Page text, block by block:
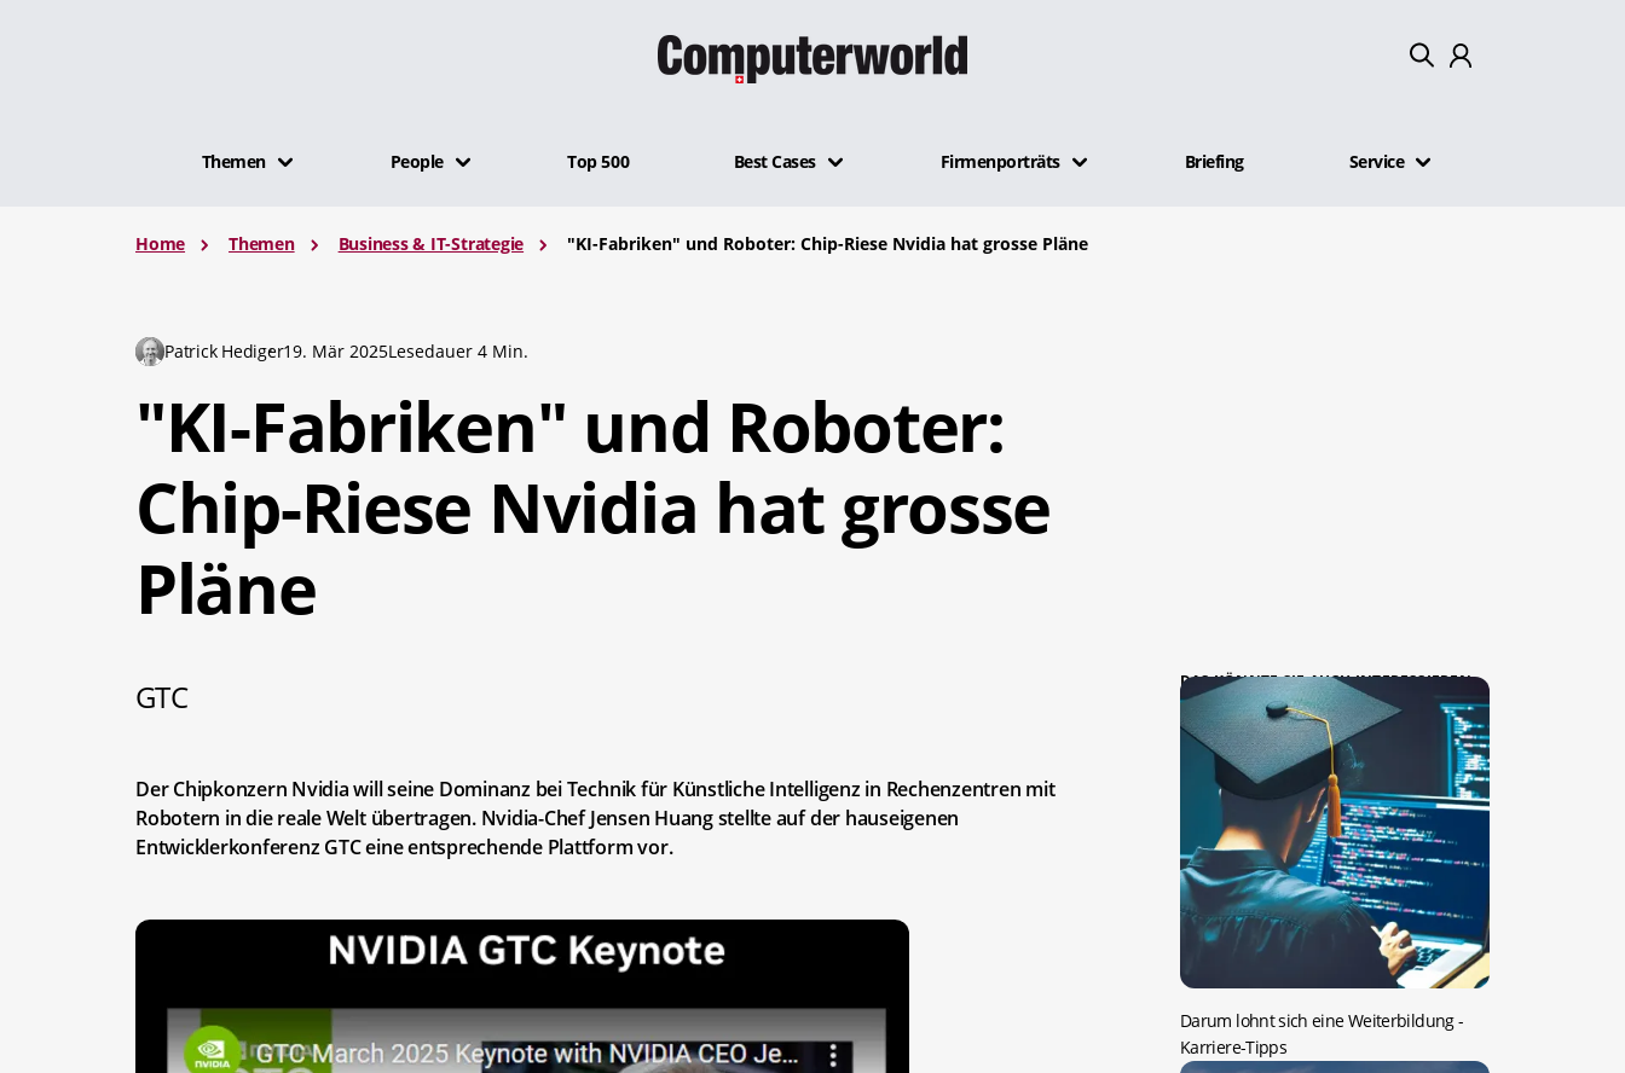
Themen People Top 500 Best Cases Firmenporträts Briefing Service
Home Themen Business & IT-Strategie "KI-Fabriken" und Roboter: Chip-Riese Nvidia hat grosse Pläne
Patrick Hediger19. Mär 2025Lesedauer 4 Min.
"KI-Fabriken" und Roboter:
Chip-Riese Nvidia hat grosse
Pläne
GTC
Der Chipkonzern Nvidia will seine Dominanz bei Technik für Künstliche Intelligenz in Rechenzentren mit
Robotern in die reale Welt übertragen. Nvidia-Chef Jensen Huang stellte auf der hauseigenen
Entwicklerkonferenz GTC eine entsprechende Plattform vor.
DAS KÖNNTE SIE AUCH INTERESSIEREN:
Darum lohnt sich eine Weiterbildung-
Karriere-Tipps